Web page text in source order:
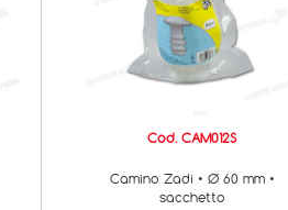
Cod. CAM012S
Camino Zadi • Ø 60 mm •
sacchetto